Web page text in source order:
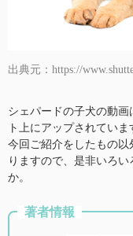
出典元：https://
シェパードの子犬の動
ト上にアップされていま
今回ご紹介をしたもの
りますので、是非いろ
か。
著者情報